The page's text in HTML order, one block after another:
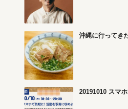
沖縄に行ってき
20191010 スマ